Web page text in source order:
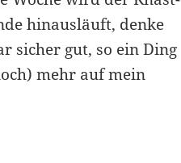
hinausläuft, denke
sicher gut, so ein Ding
mehr auf mein